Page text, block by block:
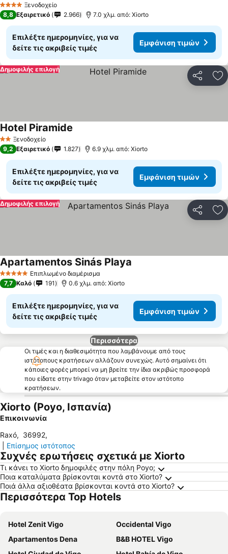
4 ΑστέριαΞενοδοχείο
8,8 Εξαιρετικό 2.966 7.0 χλμ. από: Xiorto
Επιλέξτε ημερομηνίες, για να
δείτε τις ακριβείς τιμές
Εμφάνιση τιμών
Δημοφιλής επιλογή
2 ΑστέριαΞενοδοχείο
Hotel Piramide
9,2 Εξαιρετικό 1.827 6.9 χλμ. από: Xiorto
Επιλέξτε ημερομηνίες, για να
δείτε τις ακριβείς τιμές
Εμφάνιση τιμών
Δημοφιλής επιλογή
5 Αστέρια Επιπλωμένο διαμέρισμα
Apartamentos Sinás Playa
7,7 Καλό 191 0.6 χλμ. από: Xiorto
Επιλέξτε ημερομηνίες, για να
δείτε τις ακριβείς τιμές
Εμφάνιση τιμών
Περισσότερα
Οι τιμές και η διαθεσιμότητα που λαμβάνουμε από τους
ιστότοπους κρατήσεων αλλάζουν συνεχώς. Αυτό σημαίνει ότι
κάποιες φορές μπορεί να μη βρείτε την ίδια ακριβώς προσφορά
που είδατε στην trivago όταν μεταβείτε στον ιστότοπο
κρατήσεων.
Xiorto (Poyo, Ισπανία)
Επικοινωνία
Raxó, 36992,
Επίσημος ιστότοπος
Συχνές ερωτήσεις σχετικά με Xiorto
Τι κάνει το Xiorto δημοφιλές στην πόλη Poyo;
Ποια καταλύματα βρίσκονται κοντά στο Xiorto?
Ποιά άλλα αξιοθέατα βρίσκονται κοντά στο Xiorto?
Περισσότερα Top Hotels
Hotel Zenit Vigo
Occidental Vigo
Apartamentos Dena
B&B HOTEL Vigo